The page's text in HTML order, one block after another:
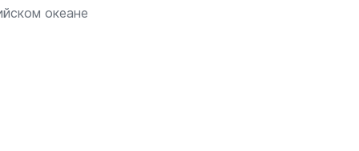
океане